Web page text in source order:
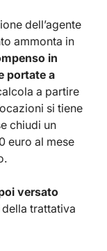
dell’agente
ammonta in
in
portate a
a partire
si tiene
chiudi un
euro al mese
versato
trattativa